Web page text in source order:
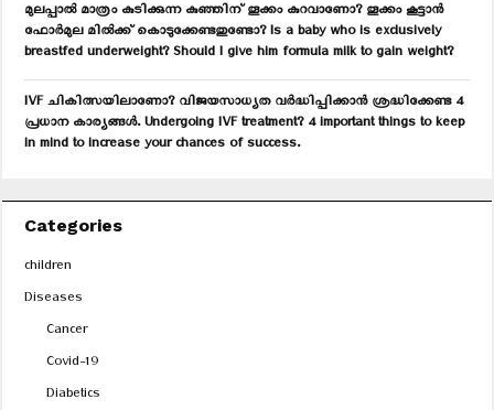
മുലപ്പാൽ മാത്രം കുടിക്കുന്ന കുഞ്ഞിന് തൂക്കം കുറവാണോ? തൂക്കം കൂട്ടാൻ
ഫോർമുല മിൽക്ക് കൊടുക്കേണ്ടതുണ്ടോ? Is a baby who is exclusively
breastfed underweight? Should I give him formula milk to gain weight?
IVF ചികിത്സയിലാണോ? വിജയസാധ്യത വർദ്ധിപ്പിക്കാൻ ശ്രദ്ധിക്കേണ്ട 4
പ്രധാന കാര്യങ്ങൾ. Undergoing IVF treatment? 4 important things to keep
in mind to increase your chances of success.
Categories
children
Diseases
Cancer
Covid-19
Diabetics